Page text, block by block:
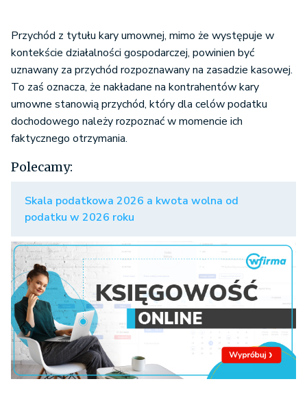
Przychód z tytułu kary umownej, mimo że występuje w
kontekście działalności gospodarczej, powinien być
uznawany za przychód rozpoznawany na zasadzie kasowej.
To zaś oznacza, że nakładane na kontrahentów kary
umowne stanowią przychód, który dla celów podatku
dochodowego należy rozpoznać w momencie ich
faktycznego otrzymania.
Polecamy:
Skala podatkowa 2026 a kwota wolna od
podatku w 2026 roku